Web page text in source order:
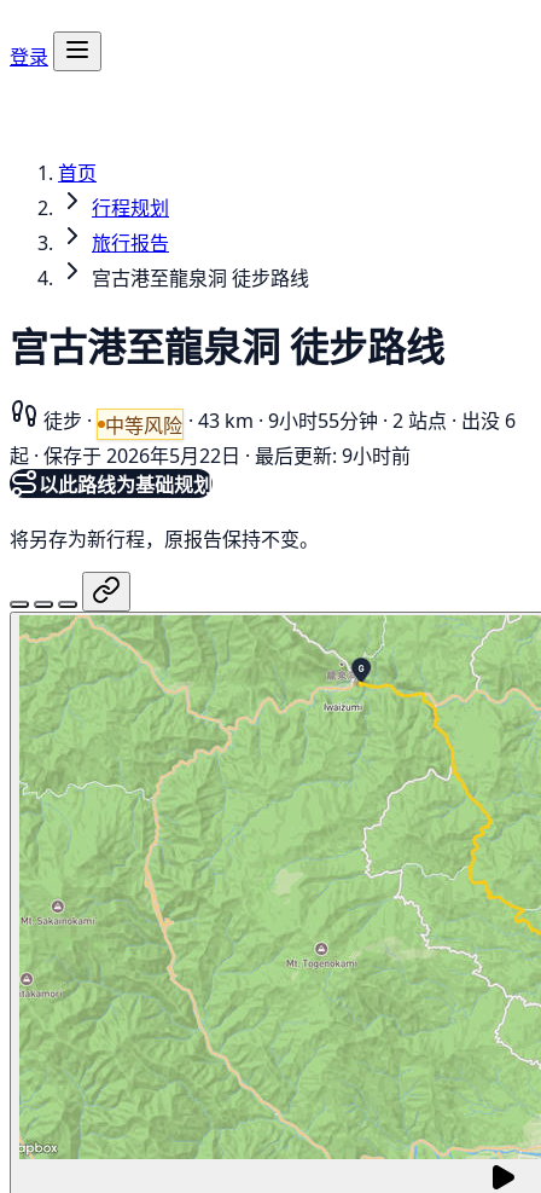
登录
首页
行程规划
旅行报告
宫古港至龍泉洞 徒步路线
宫古港至龍泉洞 徒步路线
徒步 · 中等风险 · 43 km · 9小时55分钟 · 2 站点 · 出没 6
起 · 保存于 2026年5月22日 · 最后更新: 9小时前
以此路线为基础规划
将另存为新行程，原报告保持不变。